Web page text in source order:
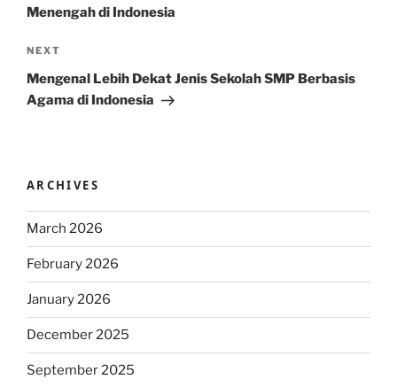
Menengah di Indonesia
Next
Post
NEXT
Mengenal Lebih Dekat Jenis Sekolah SMP Berbasis
Agama di Indonesia
ARCHIVES
March 2026
February 2026
January 2026
December 2025
September 2025